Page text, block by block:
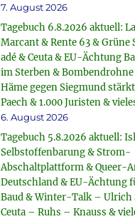
7. August 2026
Tagebuch 6.8.2026 aktuell:
Marcant & Rente 63 &
adé & Ceuta & EU-Ächtung
im Sterben &
Häme gegen Siegmund
Paech & 1.000 Juristen &
6. August 2026
Tagebuch 5.8.2026 aktuell:
Selbstoffenbarung & Strom-
Abschaltplattform & Queer-
Deutschland & EU-Ächtung
Baud & Winter-Talk – Ulrich
Ceuta – Ruhs – Knauss &